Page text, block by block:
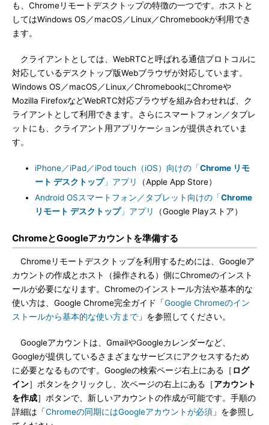
も、Chromeリモートデスクトップの特徴の一つです。ホストと
してはWindows OS／macOS／Linux／Chromebookが利用でき
ます。
クライアントとしては、WebRTCと呼ばれる通信プロトコルに
対応しているデスクトップ版Webブラウザが対応しています。
Windows OS／macOS／Linux／ChromebookにChromeや
Mozilla FirefoxなどWebRTC対応ブラウザを組み合わせれば、ク
ライアントとして利用できます。さらにスマートフォン／タブレ
ットにも、クライアント用アプリケーションが提供されていま
す。
iPhone／iPad／iPod touch（iOS）向けの「Chrome リモ
ート デスクトップ」アプリ
（Apple App Store）
Android OSスマートフォン／タブレット向けの「Chrome
リモート デスクトップ」アプリ （Google Playストア）
ChromeとGoogleアカウントを準備する
Chromeリモートデスクトップを利用するためには、Googleア
カウントの作成とホスト（操作される）側にChromeのインスト
ールが必要になります。Chromeのインストール方法や基本的な
使い方は、Google Chrome完全ガイド「Google Chromeのイン
ストールから基本的な使い方まで 」を参照してください。
Googleアカウントは、GmailやGoogleカレンダーなど、
Googleが提供しているさまざまなサービスにアクセスするため
に必要となるものです。Googleの検索ページ右上にある［ ログ
イン］ボタンをクリックし、次ページの右上にある［アカウント
を作成］ボタンで、新しいアカウントの作成が可能です。手順の
詳細は「Chromeの同期にはGoogleアカウントが必須 」を参照し